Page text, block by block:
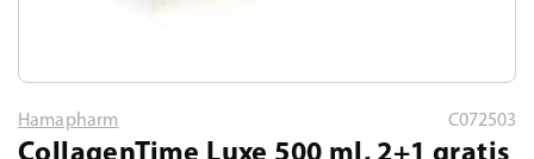
Hamapharm C072503